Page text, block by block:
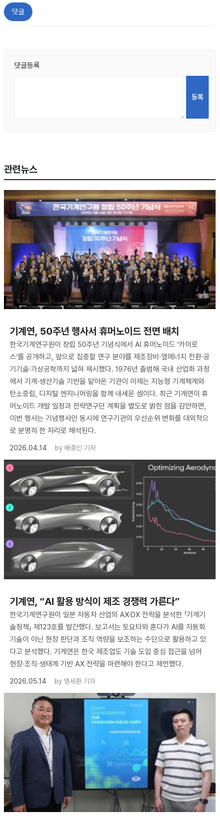
댓글
댓글등록
관련뉴스
기계연, 50주년 행사서 휴머노이드 전면 배치
한국기계연구원이 창립 50주년 기념식에서 AI 휴머노이드 ‘카이로
스’를 공개하고, 앞으로 집중할 연구 분야를 제조장비·열에너지 전환·공
기기술·가상공학까지 넓혀 제시했다. 1976년 출범해 국내 산업화 과정
에서 기계·생산기술 기반을 맡아온 기관이 이제는 지능형 기계체계와
탄소중립, 디지털 엔지니어링을 함께 내세운 셈이다. 최근 기계연이 휴
머노이드 개발 일정과 전략연구단 계획을 별도로 밝힌 점을 감안하면,
이번 행사는 기념행사인 동시에 연구기관의 우선순위 변화를 대외적으
로 분명히 한 자리로 해석된다.
2026.04.14
by 배종인 기자
기계연, “AI 활용 방식이 제조 경쟁력 가른다”
한국기계연구원이 일본 자동차 산업의 AX·DX 전략을 분석한 「기계기
술정책」 제123호를 발간했다. 보고서는 토요타와 혼다가 AI를 자동화
기술이 아닌 현장 판단과 조직 역량을 보조하는 수단으로 활용하고 있
다고 분석했다. 기계연은 한국 제조업도 기술 도입 중심 접근을 넘어
현장·조직·생태계 기반 AX 전략을 마련해야 한다고 제언했다.
2026.05.14
by 명세환 기자